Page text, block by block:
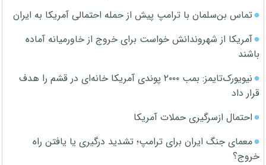
تماس بن‌سلمان با ترامپ پیش از حمله احتمالی آمریکا به ایران
آمریکا از شهروندانش خواست برای خروج از خاورمیانه آماده
باشند
نیویورک‌تایمز: بمب ۲۰۰۰ پوندی آمریکا خانه‌ای در قشم را هدف
قرار داد
احتمال ازسرگیری حملات آمریکا
معمای جنگ ایران برای ترامپ؛ تشدید درگیری یا یافتن راه
خروج؟